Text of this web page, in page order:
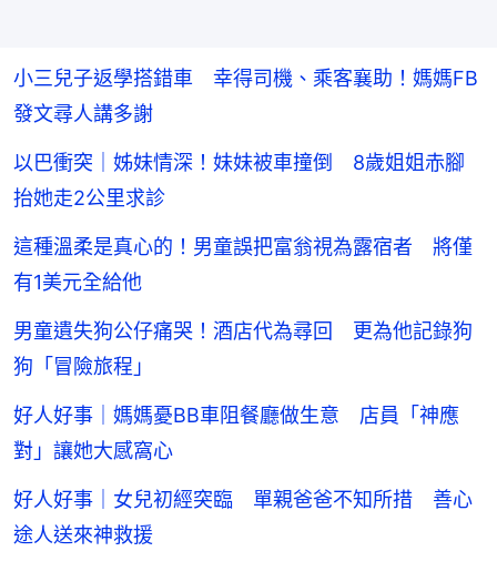
小三兒子返學搭錯車 幸得司機、乘客襄助！媽媽FB
發文尋人講多謝
以巴衝突｜姊妹情深！妹妹被車撞倒 8歲姐姐赤腳
抬她走2公里求診
這種溫柔是真心的！男童誤把富翁視為露宿者 將僅
有1美元全給他
男童遺失狗公仔痛哭！酒店代為尋回 更為他記錄狗
狗「冒險旅程」
好人好事｜媽媽憂BB車阻餐廳做生意 店員「神應
對」讓她大感窩心
好人好事｜女兒初經突臨 單親爸爸不知所措 善心
途人送來神救援